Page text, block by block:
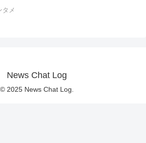
タメ
News Chat Log
© 2025 News Chat Log.